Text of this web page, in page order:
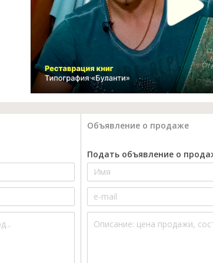
Объявление о продаже
Подать объявление о